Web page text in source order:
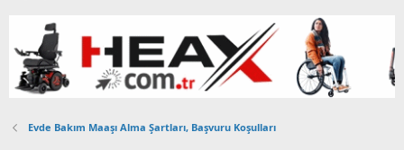
Evde Bakım Maaşı Alma Şartları, Başvuru Koşulları